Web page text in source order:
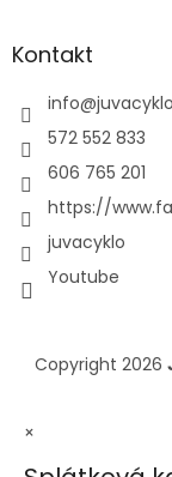
Kontakt
info@
572 552 833
606 765 201
https://
juvacyklo
Youtube
Copyright 2026
×